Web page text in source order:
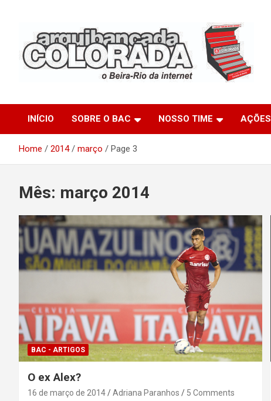
Arquibancada Colorada
INÍCIO SOBRE O BAC NOSSO TIME AÇÕES
Home 2014 março Page 3
Mês: março 2014
BAC - ARTIGOS
O ex Alex?
16 de março de 2014 Adriana Paranhos 5 Comments